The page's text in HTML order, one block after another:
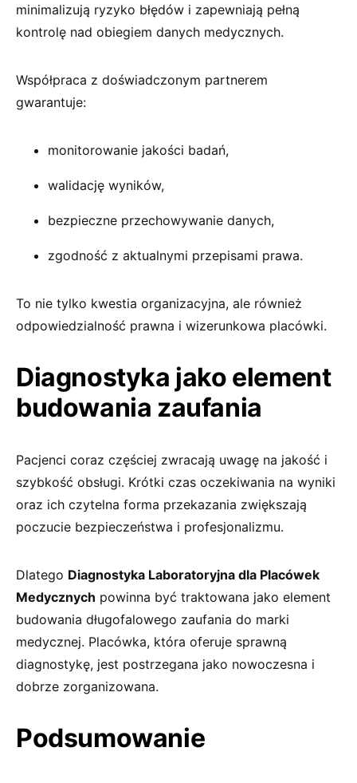
minimalizują ryzyko błędów i zapewniają pełną
kontrolę nad obiegiem danych medycznych.
Współpraca z doświadczonym partnerem
gwarantuje:
monitorowanie jakości badań,
walidację wyników,
bezpieczne przechowywanie danych,
zgodność z aktualnymi przepisami prawa.
To nie tylko kwestia organizacyjna, ale również
odpowiedzialność prawna i wizerunkowa placówki.
Diagnostyka jako element
budowania zaufania
Pacjenci coraz częściej zwracają uwagę na jakość i
szybkość obsługi. Krótki czas oczekiwania na wyniki
oraz ich czytelna forma przekazania zwiększają
poczucie bezpieczeństwa i profesjonalizmu.
Dlatego Diagnostyka Laboratoryjna dla Placówek
Medycznych powinna być traktowana jako element
budowania długofalowego zaufania do marki
medycznej. Placówka, która oferuje sprawną
diagnostykę, jest postrzegana jako nowoczesna i
dobrze zorganizowana.
Podsumowanie